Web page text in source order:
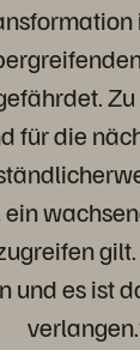
für die
gilt.
und es ist